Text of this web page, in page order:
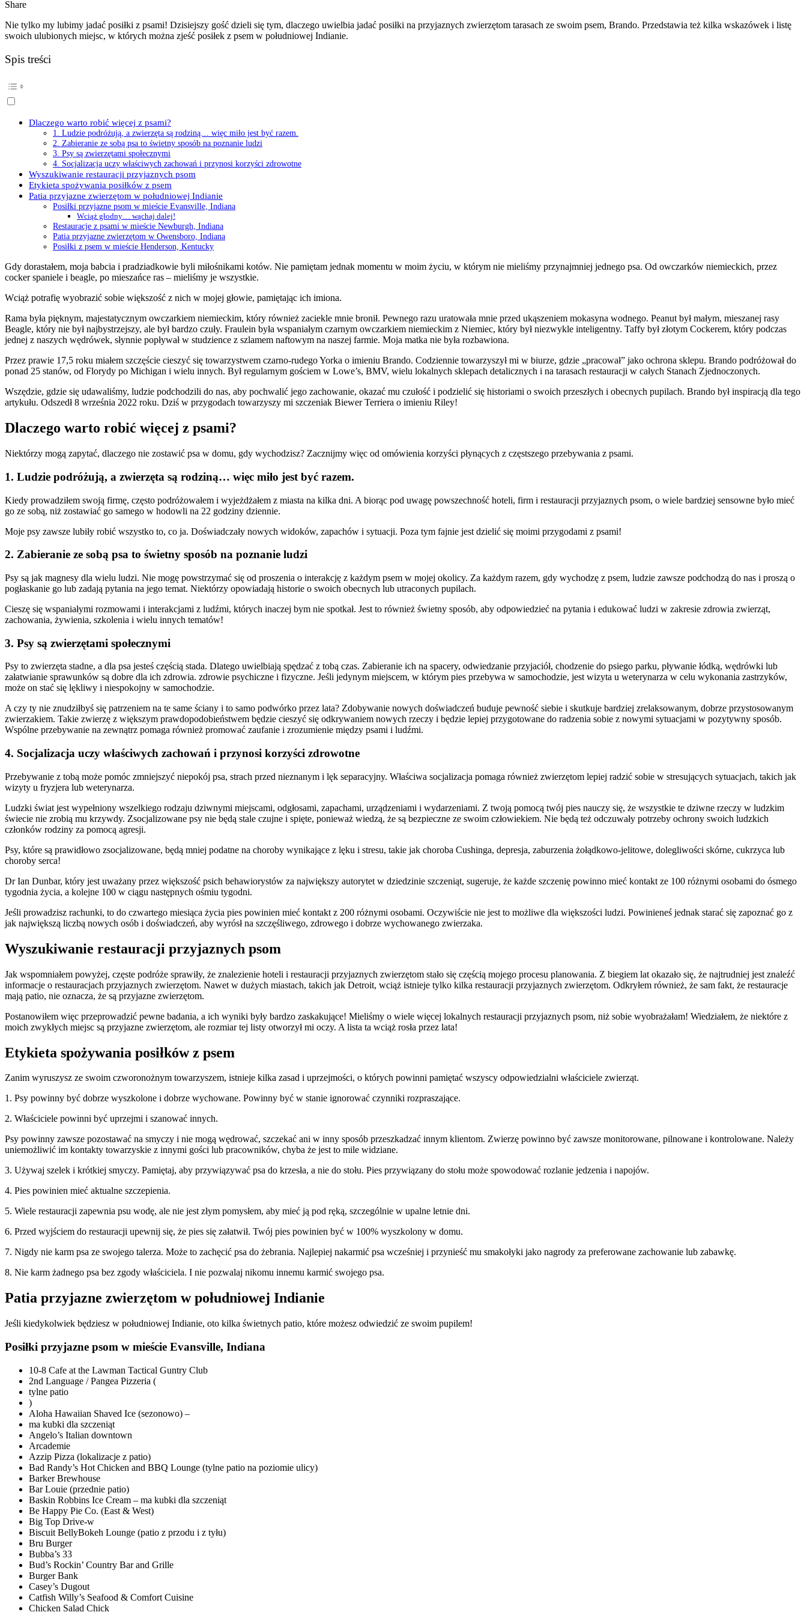
Share
Nie tylko my lubimy jadać posiłki z psami! Dzisiejszy gość dzieli się tym, dlaczego uwielbia jadać posiłki na przyjaznych zwierzętom tarasach ze swoim psem, Brando. Przedstawia też kilka wskazówek i listę
swoich ulubionych miejsc, w których można zjeść posiłek z psem w południowej Indianie.
Spis treści
Dlaczego warto robić więcej z psami?
1. Ludzie podróżują, a zwierzęta są rodziną… więc miło jest być razem.
2. Zabieranie ze sobą psa to świetny sposób na poznanie ludzi
3. Psy są zwierzętami społecznymi
4. Socjalizacja uczy właściwych zachowań i przynosi korzyści zdrowotne
Wyszukiwanie restauracji przyjaznych psom
Etykieta spożywania posiłków z psem
Patia przyjazne zwierzętom w południowej Indianie
Posiłki przyjazne psom w mieście Evansville, Indiana
Wciąż głodny… wąchaj dalej!
Restauracje z psami w mieście Newburgh, Indiana
Patia przyjazne zwierzętom w Owensboro, Indiana
Posiłki z psem w mieście Henderson, Kentucky
Gdy dorastałem, moja babcia i pradziadkowie byli miłośnikami kotów. Nie pamiętam jednak momentu w moim życiu, w którym nie mieliśmy przynajmniej jednego psa. Od owczarków niemieckich, przez
cocker spaniele i beagle, po mieszańce ras – mieliśmy je wszystkie.
Wciąż potrafię wyobrazić sobie większość z nich w mojej głowie, pamiętając ich imiona.
Rama była pięknym, majestatycznym owczarkiem niemieckim, który również zaciekle mnie bronił. Pewnego razu uratowała mnie przed ukąszeniem mokasyna wodnego. Peanut był małym, mieszanej rasy
Beagle, który nie był najbystrzejszy, ale był bardzo czuły. Fraulein była wspaniałym czarnym owczarkiem niemieckim z Niemiec, który był niezwykle inteligentny. Taffy był złotym Cockerem, który podczas
jednej z naszych wędrówek, słynnie popływał w studzience z szlamem naftowym na naszej farmie. Moja matka nie była rozbawiona.
Przez prawie 17,5 roku miałem szczęście cieszyć się towarzystwem czarno-rudego Yorka o imieniu Brando. Codziennie towarzyszył mi w biurze, gdzie „pracował” jako ochrona sklepu. Brando podróżował do
ponad 25 stanów, od Florydy po Michigan i wielu innych. Był regularnym gościem w Lowe’s, BMV, wielu lokalnych sklepach detalicznych i na tarasach restauracji w całych Stanach Zjednoczonych.
Wszędzie, gdzie się udawaliśmy, ludzie podchodzili do nas, aby pochwalić jego zachowanie, okazać mu czułość i podzielić się historiami o swoich przeszłych i obecnych pupilach. Brando był inspiracją dla tego
artykułu. Odszedł 8 września 2022 roku. Dziś w przygodach towarzyszy mi szczeniak Biewer Terriera o imieniu Riley!
Dlaczego warto robić więcej z psami?
Niektórzy mogą zapytać, dlaczego nie zostawić psa w domu, gdy wychodzisz? Zacznijmy więc od omówienia korzyści płynących z częstszego przebywania z psami.
1. Ludzie podróżują, a zwierzęta są rodziną… więc miło jest być razem.
Kiedy prowadziłem swoją firmę, często podróżowałem i wyjeżdżałem z miasta na kilka dni. A biorąc pod uwagę powszechność hoteli, firm i restauracji przyjaznych psom, o wiele bardziej sensowne było mieć
go ze sobą, niż zostawiać go samego w hodowli na 22 godziny dziennie.
Moje psy zawsze lubiły robić wszystko to, co ja. Doświadczały nowych widoków, zapachów i sytuacji. Poza tym fajnie jest dzielić się moimi przygodami z psami!
2. Zabieranie ze sobą psa to świetny sposób na poznanie ludzi
Psy są jak magnesy dla wielu ludzi. Nie mogę powstrzymać się od proszenia o interakcję z każdym psem w mojej okolicy. Za każdym razem, gdy wychodzę z psem, ludzie zawsze podchodzą do nas i proszą o
pogłaskanie go lub zadają pytania na jego temat. Niektórzy opowiadają historie o swoich obecnych lub utraconych pupilach.
Cieszę się wspaniałymi rozmowami i interakcjami z ludźmi, których inaczej bym nie spotkał. Jest to również świetny sposób, aby odpowiedzieć na pytania i edukować ludzi w zakresie zdrowia zwierząt,
zachowania, żywienia, szkolenia i wielu innych tematów!
3. Psy są zwierzętami społecznymi
Psy to zwierzęta stadne, a dla psa jesteś częścią stada. Dlatego uwielbiają spędzać z tobą czas. Zabieranie ich na spacery, odwiedzanie przyjaciół, chodzenie do psiego parku, pływanie łódką, wędrówki lub
załatwianie sprawunków są dobre dla ich zdrowia. zdrowie psychiczne i fizyczne. Jeśli jedynym miejscem, w którym pies przebywa w samochodzie, jest wizyta u weterynarza w celu wykonania zastrzyków,
może on stać się lękliwy i niespokojny w samochodzie.
A czy ty nie znudziłbyś się patrzeniem na te same ściany i to samo podwórko przez lata? Zdobywanie nowych doświadczeń buduje pewność siebie i skutkuje bardziej zrelaksowanym, dobrze przystosowanym
zwierzakiem. Takie zwierzę z większym prawdopodobieństwem będzie cieszyć się odkrywaniem nowych rzeczy i będzie lepiej przygotowane do radzenia sobie z nowymi sytuacjami w pozytywny sposób.
Wspólne przebywanie na zewnątrz pomaga również promować zaufanie i zrozumienie między psami i ludźmi.
4. Socjalizacja uczy właściwych zachowań i przynosi korzyści zdrowotne
Przebywanie z tobą może pomóc zmniejszyć niepokój psa, strach przed nieznanym i lęk separacyjny. Właściwa socjalizacja pomaga również zwierzętom lepiej radzić sobie w stresujących sytuacjach, takich jak
wizyty u fryzjera lub weterynarza.
Ludzki świat jest wypełniony wszelkiego rodzaju dziwnymi miejscami, odgłosami, zapachami, urządzeniami i wydarzeniami. Z twoją pomocą twój pies nauczy się, że wszystkie te dziwne rzeczy w ludzkim
świecie nie zrobią mu krzywdy. Zsocjalizowane psy nie będą stale czujne i spięte, ponieważ wiedzą, że są bezpieczne ze swoim człowiekiem. Nie będą też odczuwały potrzeby ochrony swoich ludzkich
członków rodziny za pomocą agresji.
Psy, które są prawidłowo zsocjalizowane, będą mniej podatne na choroby wynikające z lęku i stresu, takie jak choroba Cushinga, depresja, zaburzenia żołądkowo-jelitowe, dolegliwości skórne, cukrzyca lub
choroby serca!
Dr Ian Dunbar, który jest uważany przez większość psich behawiorystów za największy autorytet w dziedzinie szczeniąt, sugeruje, że każde szczenię powinno mieć kontakt ze 100 różnymi osobami do ósmego
tygodnia życia, a kolejne 100 w ciągu następnych ośmiu tygodni.
Jeśli prowadzisz rachunki, to do czwartego miesiąca życia pies powinien mieć kontakt z 200 różnymi osobami. Oczywiście nie jest to możliwe dla większości ludzi. Powinieneś jednak starać się zapoznać go z
jak największą liczbą nowych osób i doświadczeń, aby wyrósł na szczęśliwego, zdrowego i dobrze wychowanego zwierzaka.
Wyszukiwanie restauracji przyjaznych psom
Jak wspomniałem powyżej, częste podróże sprawiły, że znalezienie hoteli i restauracji przyjaznych zwierzętom stało się częścią mojego procesu planowania. Z biegiem lat okazało się, że najtrudniej jest znaleźć
informacje o restauracjach przyjaznych zwierzętom. Nawet w dużych miastach, takich jak Detroit, wciąż istnieje tylko kilka restauracji przyjaznych zwierzętom. Odkryłem również, że sam fakt, że restauracje
mają patio, nie oznacza, że są przyjazne zwierzętom.
Postanowiłem więc przeprowadzić pewne badania, a ich wyniki były bardzo zaskakujące! Mieliśmy o wiele więcej lokalnych restauracji przyjaznych psom, niż sobie wyobrażałam! Wiedziałem, że niektóre z
moich zwykłych miejsc są przyjazne zwierzętom, ale rozmiar tej listy otworzył mi oczy. A lista ta wciąż rosła przez lata!
Etykieta spożywania posiłków z psem
Zanim wyruszysz ze swoim czworonożnym towarzyszem, istnieje kilka zasad i uprzejmości, o których powinni pamiętać wszyscy odpowiedzialni właściciele zwierząt.
1. Psy powinny być dobrze wyszkolone i dobrze wychowane. Powinny być w stanie ignorować czynniki rozpraszające.
2. Właściciele powinni być uprzejmi i szanować innych.
Psy powinny zawsze pozostawać na smyczy i nie mogą wędrować, szczekać ani w inny sposób przeszkadzać innym klientom. Zwierzę powinno być zawsze monitorowane, pilnowane i kontrolowane. Należy
uniemożliwić im kontakty towarzyskie z innymi gości lub pracowników, chyba że jest to mile widziane.
3. Używaj szelek i krótkiej smyczy. Pamiętaj, aby przywiązywać psa do krzesła, a nie do stołu. Pies przywiązany do stołu może spowodować rozlanie jedzenia i napojów.
4. Pies powinien mieć aktualne szczepienia.
5. Wiele restauracji zapewnia psu wodę, ale nie jest złym pomysłem, aby mieć ją pod ręką, szczególnie w upalne letnie dni.
6. Przed wyjściem do restauracji upewnij się, że pies się załatwił. Twój pies powinien być w 100% wyszkolony w domu.
7. Nigdy nie karm psa ze swojego talerza. Może to zachęcić psa do żebrania. Najlepiej nakarmić psa wcześniej i przynieść mu smakołyki jako nagrody za preferowane zachowanie lub zabawkę.
8. Nie karm żadnego psa bez zgody właściciela. I nie pozwalaj nikomu innemu karmić swojego psa.
Patia przyjazne zwierzętom w południowej Indianie
Jeśli kiedykolwiek będziesz w południowej Indianie, oto kilka świetnych patio, które możesz odwiedzić ze swoim pupilem!
Posiłki przyjazne psom w mieście Evansville, Indiana
10-8 Cafe at the Lawman Tactical Guntry Club
2nd Language / Pangea Pizzeria (
tylne patio
)
Aloha Hawaiian Shaved Ice (sezonowo) –
ma kubki dla szczeniąt
Angelo’s Italian downtown
Arcademie
Azzip Pizza (lokalizacje z patio)
Bad Randy’s Hot Chicken and BBQ Lounge (tylne patio na poziomie ulicy)
Barker Brewhouse
Bar Louie (przednie patio)
Baskin Robbins Ice Cream – ma kubki dla szczeniąt
Be Happy Pie Co. (East & West)
Big Top Drive-w
Biscuit BellyBokeh Lounge (patio z przodu i z tyłu)
Bru Burger
Bubba’s 33
Bud’s Rockin’ Country Bar and Grille
Burger Bank
Casey’s Dugout
Catfish Willy’s Seafood & Comfort Cuisine
Chicken Salad Chick